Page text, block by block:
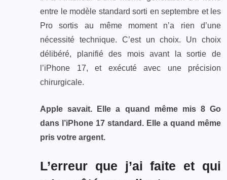
entre le modèle standard sorti en septembre et les
Pro sortis au même moment n’a rien d’une
nécessité technique. C’est un choix. Un choix
délibéré, planifié des mois avant la sortie de
l’iPhone 17, et exécuté avec une précision
chirurgicale.
Apple savait. Elle a quand même mis 8 Go
dans l’iPhone 17 standard. Elle a quand même
pris votre argent.
L’erreur que j’ai faite et qui